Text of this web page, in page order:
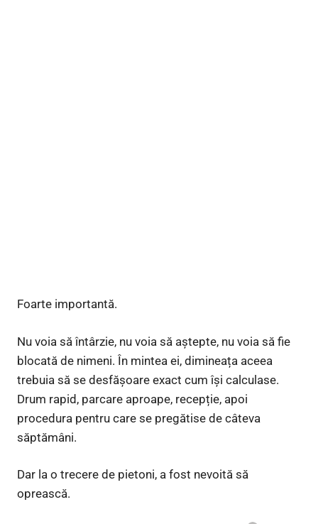
Foarte importantă.
Nu voia să întârzie, nu voia să aștepte, nu voia să fie
blocată de nimeni. În mintea ei, dimineața aceea
trebuia să se desfășoare exact cum își calculase.
Drum rapid, parcare aproape, recepție, apoi
procedura pentru care se pregătise de câteva
săptămâni.
Dar la o trecere de pietoni, a fost nevoită să
oprească.